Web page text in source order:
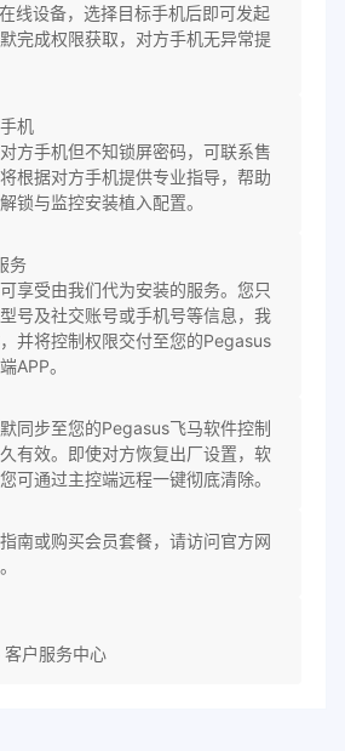
线设备，选择目标手机后即可发起
完成权限获取，对方手机无异常提
机
方手机但不知锁屏密码，可联系售
根据对方手机提供专业指导，帮助
锁与监控安装植入配置。
务
享受由我们代为安装的服务。您只
号及社交账号或手机号等信息，我
并将控制权限交付至您的Pegasus
APP。
同步至您的Pegasus飞马软件控制
有效。即使对方恢复出厂设置，软
可通过主控端远程一键彻底清除。
南或购买会员套餐，请访问官方网
户服务中心